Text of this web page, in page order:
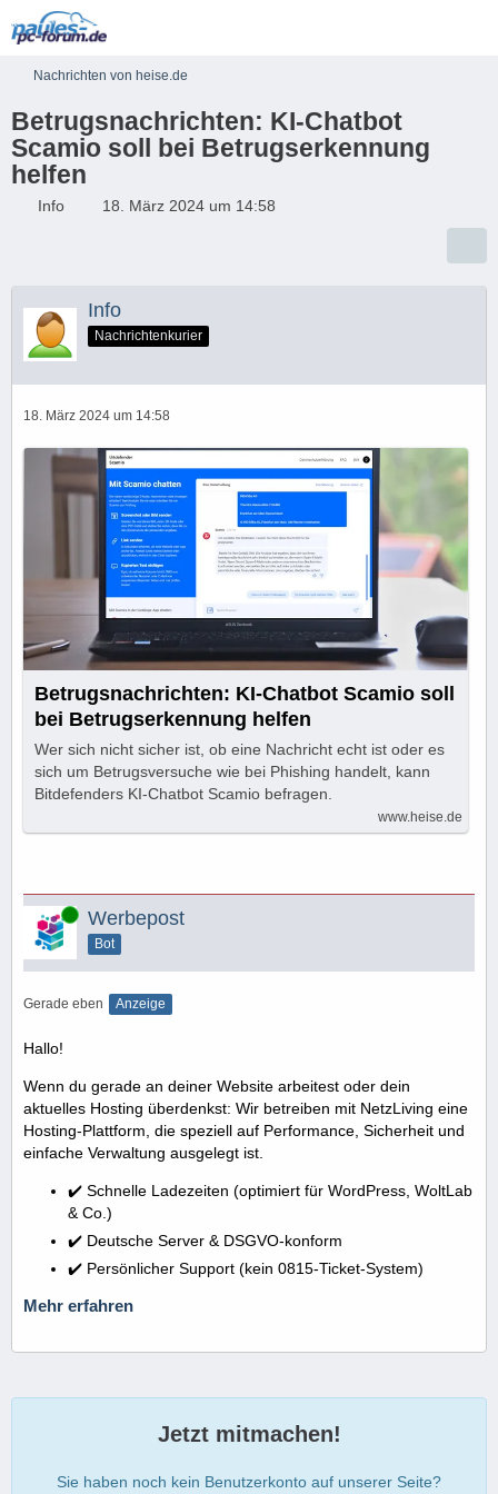
Nachrichten von heise.de
Betrugsnachrichten: KI-Chatbot
Scamio soll bei Betrugserkennung
helfen
Info 18. März 2024 um 14:58
Info
Nachrichtenkurier
18. März 2024 um 14:58
Betrugsnachrichten: KI-Chatbot Scamio soll
bei Betrugserkennung helfen
Wer sich nicht sicher ist, ob eine Nachricht echt ist oder es
sich um Betrugsversuche wie bei Phishing handelt, kann
Bitdefenders KI-Chatbot Scamio befragen.
www.heise.de
Online Werbepost
Bot
Gerade eben Anzeige
Hallo!
Wenn du gerade an deiner Website arbeitest oder dein
aktuelles Hosting überdenkst: Wir betreiben mit NetzLiving eine
Hosting-Plattform, die speziell auf Performance, Sicherheit und
einfache Verwaltung ausgelegt ist.
✔️ Schnelle Ladezeiten (optimiert für WordPress, WoltLab
& Co.)
✔️ Deutsche Server & DSGVO-konform
✔️ Persönlicher Support (kein 0815-Ticket-System)
Mehr erfahren
Jetzt mitmachen!
Sie haben noch kein Benutzerkonto auf unserer Seite?